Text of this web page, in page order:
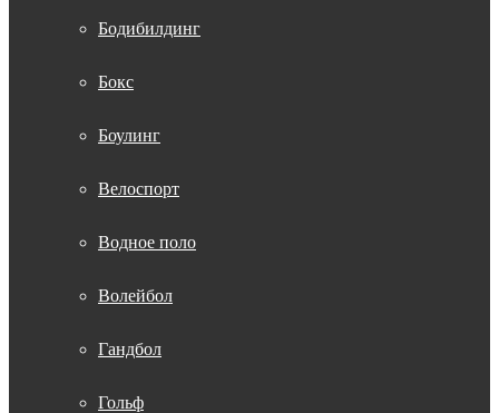
Бодибилдинг
Бокс
Боулинг
Велоспорт
Водное поло
Волейбол
Гандбол
Гольф